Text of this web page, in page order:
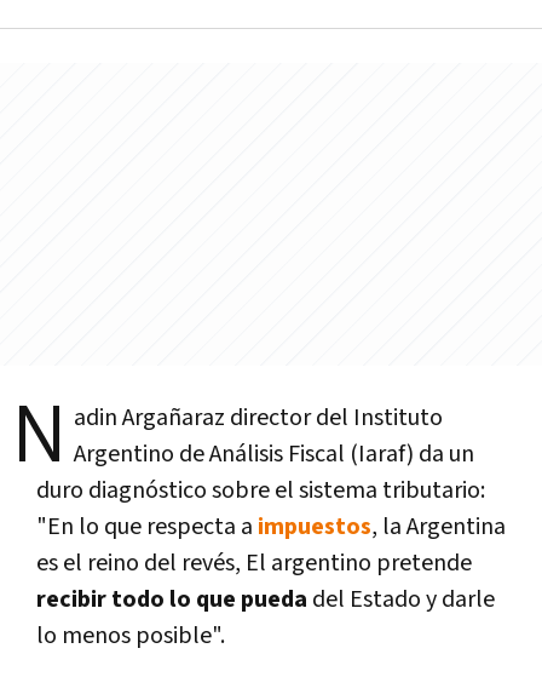
N adin Argañaraz director del Instituto
Argentino de Análisis Fiscal (Iaraf) da un
duro diagnóstico sobre el sistema tributario:
"En lo que respecta a impuestos, la Argentina
es el reino del revés, El argentino pretende
recibir todo lo que pueda del Estado y darle
lo menos posible".